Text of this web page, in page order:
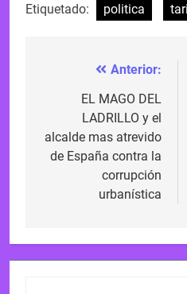
Etiquetado: politica
Navegación
entradas
Anterior:
EL MAGO DEL
LADRILLO y el
alcalde mas atrevido
de España contra la
corrupción
urbanística